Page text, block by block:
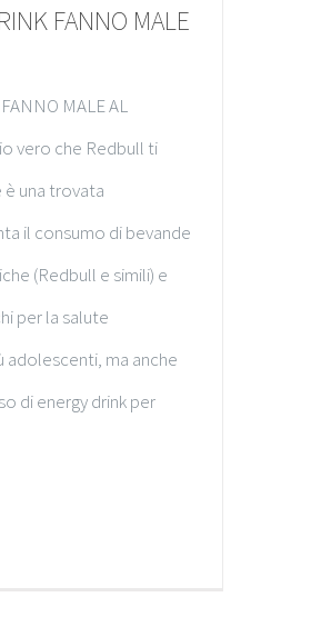
FANNO MALE
MALE AL
vero che Redbull ti
una trovata
il consumo di bevande
(Redbull e simili) e
per la salute
adolescenti, ma anche
di energy drink per